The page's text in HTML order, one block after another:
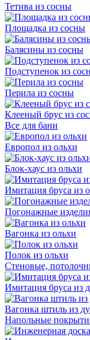
Тетива из сосны
Площадка из сосны
Балясины из сосны
Подступенок из
Перила из сосны
Клееный брус из
Все для бани
Европол из ольхи
Блок-хаус из ольхи
Имитация бруса из
Погонажные
Вагонка из ольхи
Полок из ольхи
Стеновые,
Имитация бруса из
Вагонка штиль из
Напольные